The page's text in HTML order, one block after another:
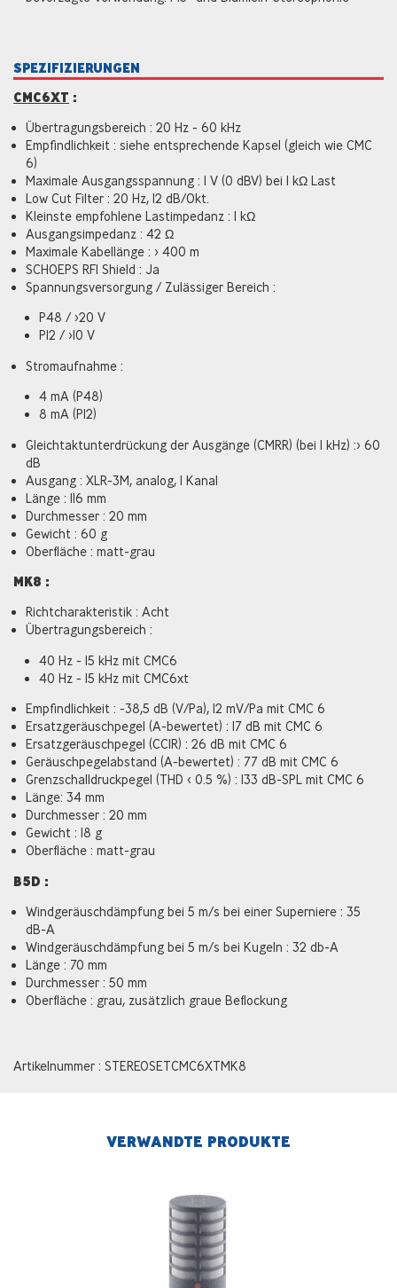
SPEZIFIZIERUNGEN
CMC6XT :
Übertragungsbereich : 20 Hz - 60 kHz
Empfindlichkeit : siehe entsprechende Kapsel (gleich wie CMC
6)
Maximale Ausgangsspannung : 1 V (0 dBV) bei 1 kΩ Last
Low Cut Filter : 20 Hz, 12 dB/Okt.
Kleinste empfohlene Lastimpedanz : 1 kΩ
Ausgangsimpedanz : 42 Ω
Maximale Kabellänge : > 400 m
SCHOEPS RFI Shield : Ja
Spannungsversorgung / Zulässiger Bereich :
P48 / >20 V
P12 / >10 V
Stromaufnahme :
4 mA (P48)
8 mA (P12)
Gleichtaktunterdrückung der Ausgänge (CMRR) (bei 1 kHz) :> 60
dB
Ausgang : XLR-3M, analog, 1 Kanal
Länge : 116 mm
Durchmesser : 20 mm
Gewicht : 60 g
Oberfläche : matt-grau
MK8 :
Richtcharakteristik : Acht
Übertragungsbereich :
40 Hz - 15 kHz mit CMC6
40 Hz - 15 kHz mit CMC6xt
Empfindlichkeit : -38,5 dB (V/Pa), 12 mV/Pa mit CMC 6
Ersatzgeräuschpegel (A-bewertet) : 17 dB mit CMC 6
Ersatzgeräuschpegel (CCIR) : 26 dB mit CMC 6
Geräuschpegelabstand (A-bewertet) : 77 dB mit CMC 6
Grenzschalldruckpegel (THD < 0.5 %) : 133 dB-SPL mit CMC 6
Länge: 34 mm
Durchmesser : 20 mm
Gewicht : 18 g
Oberfläche : matt-grau
B5D :
Windgeräuschdämpfung bei 5 m/s bei einer Superniere : 35
dB-A
Windgeräuschdämpfung bei 5 m/s bei Kugeln : 32 db-A
Länge : 70 mm
Durchmesser : 50 mm
Oberfläche : grau, zusätzlich graue Beflockung
Artikelnummer : STEREOSETCMC6XTMK8
VERWANDTE PRODUKTE